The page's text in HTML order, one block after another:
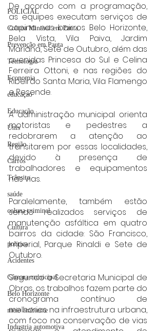
POLICIAL
Coluna Minasul em Pauta
Prevenção em Pauta
Tecnologia
Economia
educaçao
Educação
Unis
Região
Carros
Trânsito
saúde
coluna criminal
Cultura
politica
Acidentes
Câmara municipal
Belo Horizonte
meio ambiente
Industria automotiva
De acordo com a programação,
as equipes executam serviços de
capina nos bairros Belo Horizonte,
Bela Vista, Vila Paiva, Jardim
Mariana, Sete de Outubro, além das
avenidas Princesa do Sul e Celina
Ferreira Ottoni, e nas regiões do
Ribeirão Santa Maria, Vila Flamengo
e Resende.
A administração municipal orienta
motoristas e pedestres a
redobrarem a atenção ao
transitarem por essas localidades,
devido à presença de
trabalhadores e equipamentos
nas vias.
Paralelamente, também estão
sendo realizados serviços de
manutenção asfáltica em quatro
bairros da cidade: São Francisco,
Imperial, Parque Rinaldi e Sete de
Outubro.
Segundo a Secretaria Municipal de
Obras, os trabalhos fazem parte do
cronograma contínuo de
melhorias na infraestrutura urbana,
com foco na conservação de vias